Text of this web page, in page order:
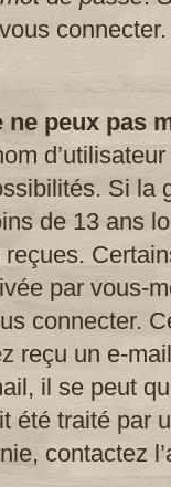
connecter.
peux pas
Si la
de 13 ans
par vous-
connecter.
reçu un e-
il se peut
été traité par
contactez